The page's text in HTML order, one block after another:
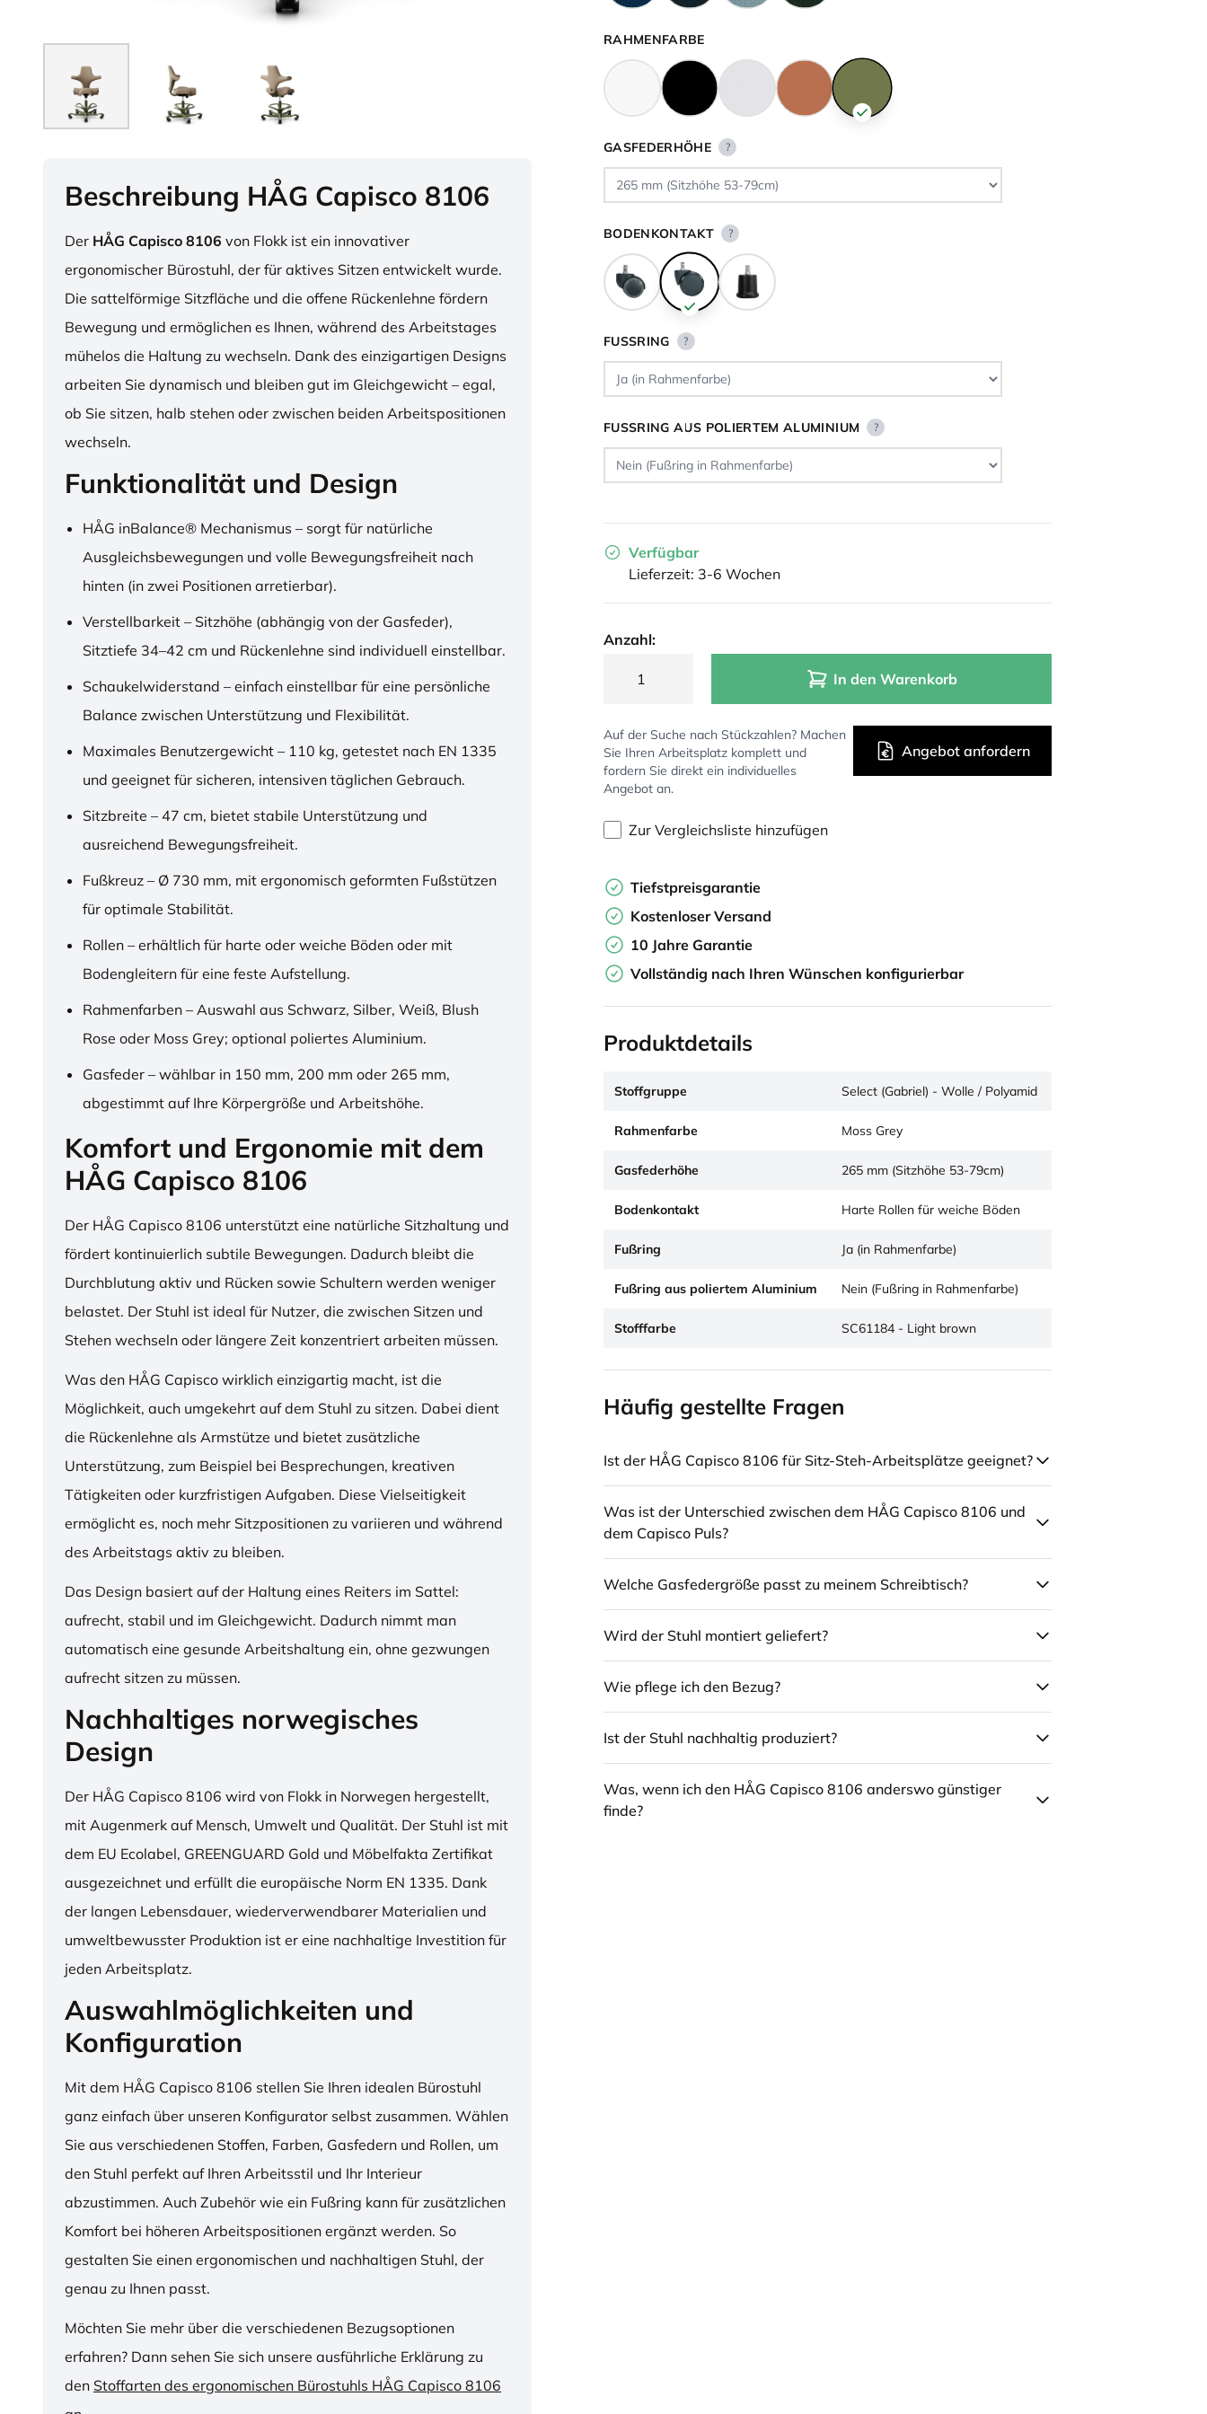
Beschreibung HÅG Capisco 8106
Der HÅG Capisco 8106 von Flokk ist ein innovativer
ergonomischer Bürostuhl, der für aktives Sitzen entwickelt wurde.
Die sattelförmige Sitzfläche und die offene Rückenlehne fördern
Bewegung und ermöglichen es Ihnen, während des Arbeitstages
mühelos die Haltung zu wechseln. Dank des einzigartigen Designs
arbeiten Sie dynamisch und bleiben gut im Gleichgewicht – egal,
ob Sie sitzen, halb stehen oder zwischen beiden Arbeitspositionen
wechseln.
Funktionalität und Design
HÅG inBalance® Mechanismus – sorgt für natürliche
Ausgleichsbewegungen und volle Bewegungsfreiheit nach
hinten (in zwei Positionen arretierbar).
Verstellbarkeit – Sitzhöhe (abhängig von der Gasfeder),
Sitztiefe 34–42 cm und Rückenlehne sind individuell einstellbar.
Schaukelwiderstand – einfach einstellbar für eine persönliche
Balance zwischen Unterstützung und Flexibilität.
Maximales Benutzergewicht – 110 kg, getestet nach EN 1335
und geeignet für sicheren, intensiven täglichen Gebrauch.
Sitzbreite – 47 cm, bietet stabile Unterstützung und
ausreichend Bewegungsfreiheit.
Fußkreuz – Ø 730 mm, mit ergonomisch geformten Fußstützen
für optimale Stabilität.
Rollen – erhältlich für harte oder weiche Böden oder mit
Bodengleitern für eine feste Aufstellung.
Rahmenfarben – Auswahl aus Schwarz, Silber, Weiß, Blush
Rose oder Moss Grey; optional poliertes Aluminium.
Gasfeder – wählbar in 150 mm, 200 mm oder 265 mm,
abgestimmt auf Ihre Körpergröße und Arbeitshöhe.
Komfort und Ergonomie mit dem
HÅG Capisco 8106
Der HÅG Capisco 8106 unterstützt eine natürliche Sitzhaltung und
fördert kontinuierlich subtile Bewegungen. Dadurch bleibt die
Durchblutung aktiv und Rücken sowie Schultern werden weniger
belastet. Der Stuhl ist ideal für Nutzer, die zwischen Sitzen und
Stehen wechseln oder längere Zeit konzentriert arbeiten müssen.
Was den HÅG Capisco wirklich einzigartig macht, ist die
Möglichkeit, auch umgekehrt auf dem Stuhl zu sitzen. Dabei dient
die Rückenlehne als Armstütze und bietet zusätzliche
Unterstützung, zum Beispiel bei Besprechungen, kreativen
Tätigkeiten oder kurzfristigen Aufgaben. Diese Vielseitigkeit
ermöglicht es, noch mehr Sitzpositionen zu variieren und während
des Arbeitstags aktiv zu bleiben.
Das Design basiert auf der Haltung eines Reiters im Sattel:
aufrecht, stabil und im Gleichgewicht. Dadurch nimmt man
automatisch eine gesunde Arbeitshaltung ein, ohne gezwungen
aufrecht sitzen zu müssen.
Nachhaltiges norwegisches
Design
Der HÅG Capisco 8106 wird von Flokk in Norwegen hergestellt,
mit Augenmerk auf Mensch, Umwelt und Qualität. Der Stuhl ist mit
dem EU Ecolabel, GREENGUARD Gold und Möbelfakta Zertifikat
ausgezeichnet und erfüllt die europäische Norm EN 1335. Dank
der langen Lebensdauer, wiederverwendbarer Materialien und
umweltbewusster Produktion ist er eine nachhaltige Investition für
jeden Arbeitsplatz.
Auswahlmöglichkeiten und
Konfiguration
Mit dem HÅG Capisco 8106 stellen Sie Ihren idealen Bürostuhl
ganz einfach über unseren Konfigurator selbst zusammen. Wählen
Sie aus verschiedenen Stoffen, Farben, Gasfedern und Rollen, um
den Stuhl perfekt auf Ihren Arbeitsstil und Ihr Interieur
abzustimmen. Auch Zubehör wie ein Fußring kann für zusätzlichen
Komfort bei höheren Arbeitspositionen ergänzt werden. So
gestalten Sie einen ergonomischen und nachhaltigen Stuhl, der
genau zu Ihnen passt.
Möchten Sie mehr über die verschiedenen Bezugsoptionen
erfahren? Dann sehen Sie sich unsere ausführliche Erklärung zu
den Stoffarten des ergonomischen Bürostuhls HÅG Capisco 8106
RAHMENFARBE
GASFEDERHÖHE ?
BODENKONTAKT ?
FUSSRING ?
FUSSRING AUS POLIERTEM ALUMINIUM ?
Verfügbar
Lieferzeit: 3-6 Wochen
Anzahl:
In den Warenkorb
Auf der Suche nach Stückzahlen? Machen
Sie Ihren Arbeitsplatz komplett und
fordern Sie direkt ein individuelles
Angebot an.
Angebot anfordern
Zur Vergleichsliste hinzufügen
Tiefstpreisgarantie
Kostenloser Versand
10 Jahre Garantie
Vollständig nach Ihren Wünschen konfigurierbar
Produktdetails
Stoffgruppe Select (Gabriel) - Wolle / Polyamid
Rahmenfarbe Moss Grey
Gasfederhöhe 265 mm (Sitzhöhe 53-79cm)
Bodenkontakt Harte Rollen für weiche Böden
Fußring Ja (in Rahmenfarbe)
Fußring aus poliertem Aluminium Nein (Fußring in Rahmenfarbe)
Stofffarbe SC61184 - Light brown
Häufig gestellte Fragen
Ist der HÅG Capisco 8106 für Sitz-Steh-Arbeitsplätze geeignet?
Was ist der Unterschied zwischen dem HÅG Capisco 8106 und
dem Capisco Puls?
Welche Gasfedergröße passt zu meinem Schreibtisch?
Wird der Stuhl montiert geliefert?
Wie pflege ich den Bezug?
Ist der Stuhl nachhaltig produziert?
Was, wenn ich den HÅG Capisco 8106 anderswo günstiger
finde?